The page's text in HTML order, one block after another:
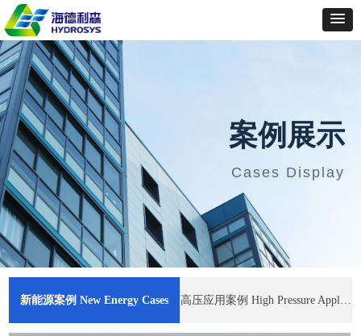
新能源案例 New Energy Cases 高压应用案例 High Pressure Application
案例展示
Cases Display